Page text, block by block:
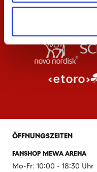
ÖFFNUNGSZEITEN
FANSHOP MEWA ARENA
Mo-Fr: 10:00 - 18:30 Uhr